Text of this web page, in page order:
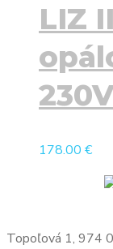
LIZ
178.00 €
Topoľová 1, 974